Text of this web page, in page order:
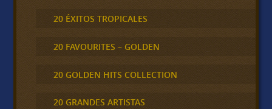
20 ÉXITOS TROPICALES
20 FAVOURITES – GOLDEN
20 GOLDEN HITS COLLECTION
20 GRANDES ARTISTAS